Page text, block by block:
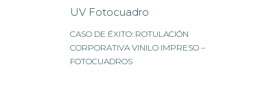
CASO DE ÉXITO: ROTULACIÓN
CORPORATIVA VINILO IMPRESO –
FOTOCUADROS